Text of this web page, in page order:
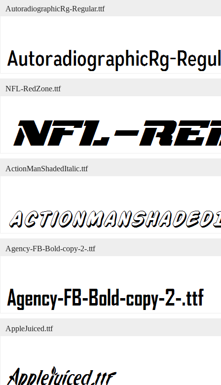
AutoradiographicRg-Regular.ttf
NFL-RedZone.ttf
ActionManShadedItalic.ttf
Agency-FB-Bold-copy-2-.ttf
AppleJuiced.ttf